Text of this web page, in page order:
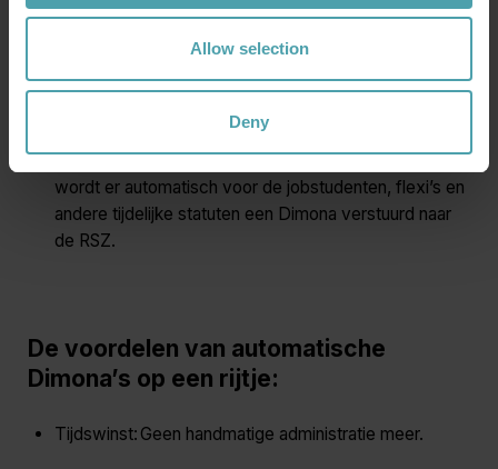
Allow selection
Deny
Je maakt geen gebruik van de
weet perfect welk type medewerker inprikt
op basis van zijn of haar statuut. Op dat moment
wordt er automatisch voor de jobstudenten, flexi’s en
andere tijdelijke statuten een Dimona verstuurd naar
de RSZ.
De voordelen van automatische
Dimona’s op een rijtje:
Tijdswinst: Geen handmatige administratie meer.